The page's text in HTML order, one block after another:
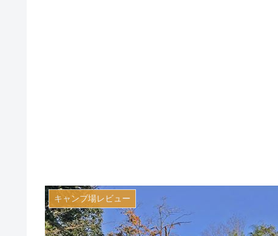
キャンプ場レビュー